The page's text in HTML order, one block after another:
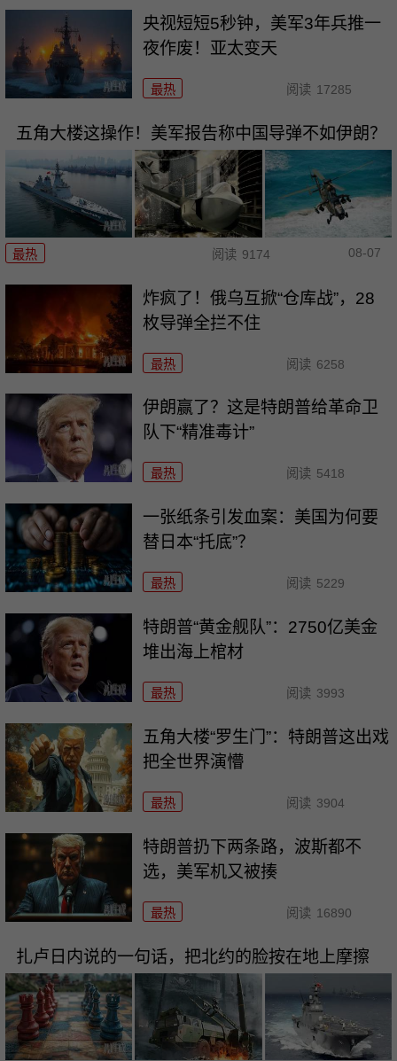
央视短短5秒钟，美军3年兵推一
夜作废！亚太变天
最热 阅读 17285
五角大楼这操作！美军报告称中国导弹不如伊朗？
最热 阅读 9174 08-07
炸疯了！俄乌互掀“仓库战”，28
枚导弹全拦不住
最热 阅读 6258
伊朗赢了？这是特朗普给革命卫
队下“精准毒计”
最热 阅读 5418
一张纸条引发血案：美国为何要
替日本“托底”？
最热 阅读 5229
特朗普“黄金舰队”：2750亿美金
堆出海上棺材
最热 阅读 3993
五角大楼“罗生门”：特朗普这出戏
把全世界演懵
最热 阅读 3904
特朗普扔下两条路，波斯都不
选，美军机又被揍
最热 阅读 16890
扎卢日内说的一句话，把北约的脸按在地上摩擦